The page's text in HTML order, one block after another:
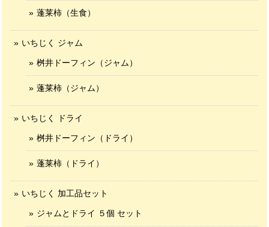
蓬莱柿（生食）
いちじく ジャム
桝井ドーフィン（ジャム）
蓬莱柿（ジャム）
いちじく ドライ
桝井ドーフィン（ドライ）
蓬莱柿（ドライ）
いちじく 加工品セット
ジャムとドライ ５個 セット